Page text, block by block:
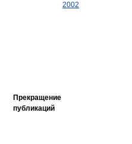
Прекращение
публикаций
2002